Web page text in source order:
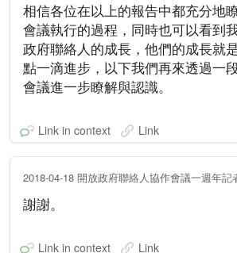
相信各位在以上的報告中都充分地
會議執行的過程，同時也可以看到
政府聯絡人的成長，他們的成長就
點一滴進步，以下我們再來透過一
會議進一步瞭解與認識。
Link in context Link
2018-04-18 開放政府聯絡人協作會議一週年記
謝謝。
Link in context Link